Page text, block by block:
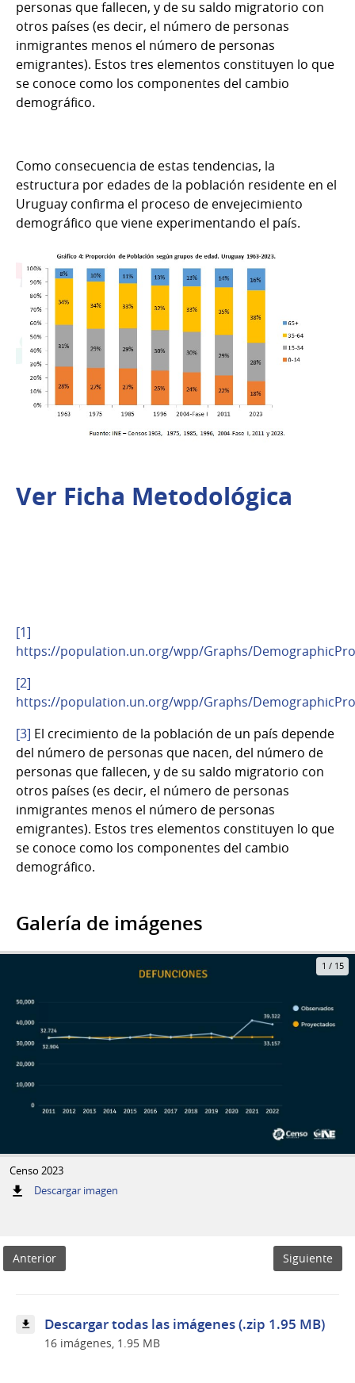
personas que fallecen, y de su saldo migratorio con
otros países (es decir, el número de personas
inmigrantes menos el número de personas
emigrantes). Estos tres elementos constituyen lo que
se conoce como los componentes del cambio
demográfico.
Como consecuencia de estas tendencias, la
estructura por edades de la población residente en el
Uruguay confirma el proceso de envejecimiento
demográfico que viene experimentando el país.
Ver Ficha Metodológica
[1]
https://population.un.org/wpp/Graphs/
[2]
https://population.un.org/wpp/Graphs/
[3] El crecimiento de la población de un país depende
del número de personas que nacen, del número de
personas que fallecen, y de su saldo migratorio con
otros países (es decir, el número de personas
inmigrantes menos el número de personas
emigrantes). Estos tres elementos constituyen lo que
se conoce como los componentes del cambio
demográfico.
Galería de imágenes
1 / 15
Censo 2023
Descargar imagen:
Anterior Siguiente
Descargar todas las imágenes (.zip 1.95 MB)
16 imágenes, 1.95 MB